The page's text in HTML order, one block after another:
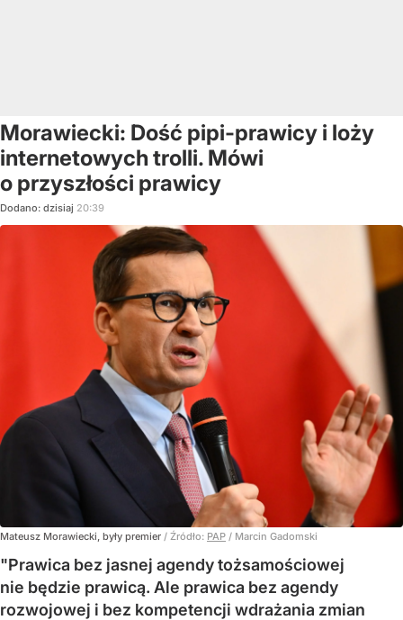
Morawiecki: Dość pipi-prawicy i loży
internetowych trolli. Mówi
o przyszłości prawicy
Dodano: dzisiaj 20:39
Mateusz Morawiecki, były premier / Źródło: PAP / Marcin Gadomski
"Prawica bez jasnej agendy tożsamościowej
nie będzie prawicą. Ale prawica bez agendy
rozwojowej i bez kompetencji wdrażania zmian